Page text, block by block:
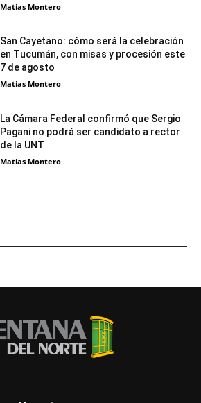
Matias Montero
San Cayetano: cómo será la celebración
en Tucumán, con misas y procesión este
7 de agosto
Matias Montero
La Cámara Federal confirmó que Sergio
Pagani no podrá ser candidato a rector
de la UNT
Matias Montero